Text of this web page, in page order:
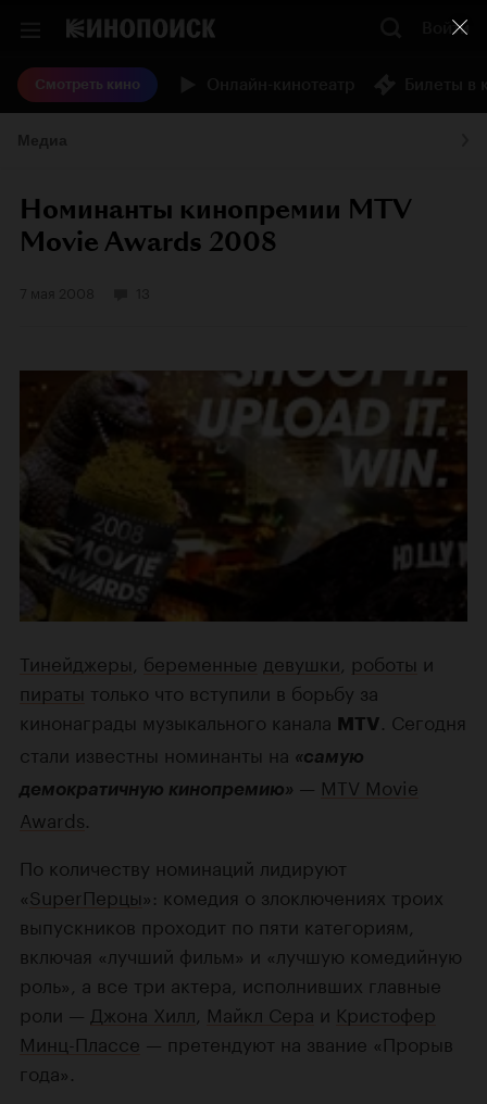
Войти
Смотреть кино
Номинанты кинопремии MTV
Movie Awards 2008
Тинейджеры беременные девушки роботы и
пираты только что вступили в борьбу за
кинонаграды музыкального канала MTV . Сегодня
стали известны номинанты на «самую
демократичную кинопремию» — MTV Movie
Awards
По количеству номинаций лидируют
«SuperПерцы»: комедия о злоключениях троих
выпускников проходит по пяти категориям,
включая «лучший фильм» и «лучшую комедийную
роль», а все три актера, исполнивших главные
роли — Джона Хилл Майкл Сера и Кристофер
Минц-Плассе — претендуют на звание «Прорыв
года».